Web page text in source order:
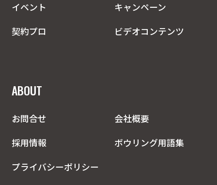
イベント
キャンペーン
契約プロ
ビデオコンテンツ
ABOUT
お問合せ
会社概要
採用情報
ボウリング用語集
プライバシーポリシー